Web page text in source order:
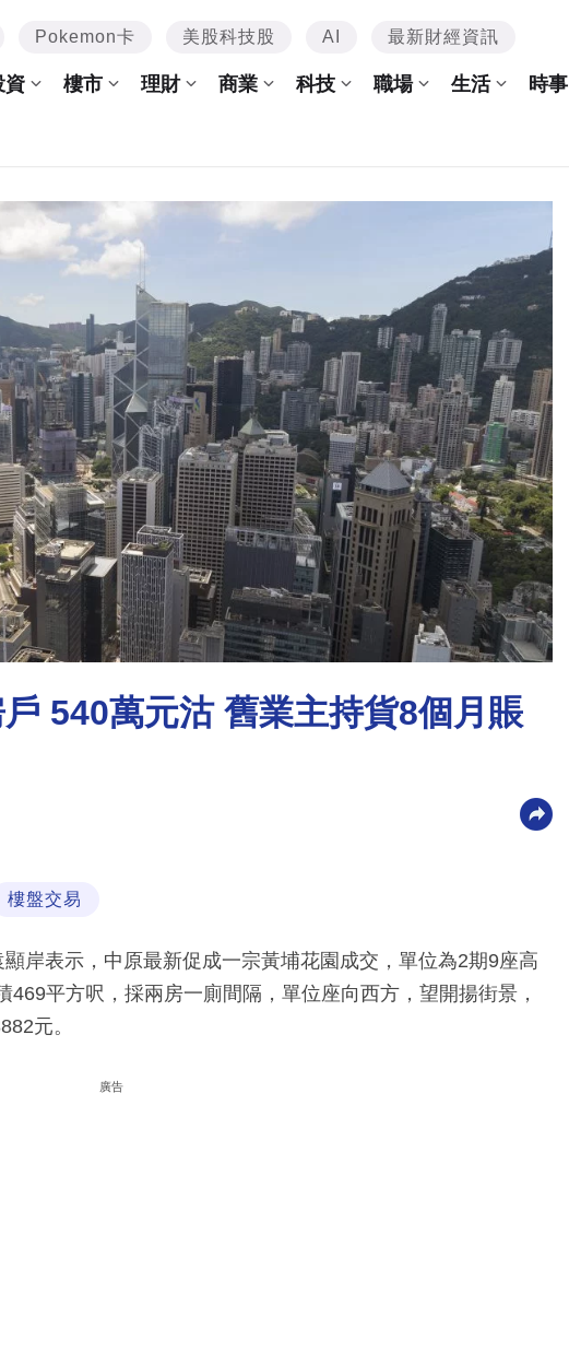
Pokemon卡 美股科技股 AI 最新財經資訊
資 樓市 理財 商業 科技 職場 生活 時事
540萬元沽 舊業主持貨8個月賬
樓盤交易
岸表示，中原最新促成一宗黃埔花園成交，單位為2期9座高
平方呎，採兩房一廁間隔，單位座向西方，望開揚街景，
元。
廣告